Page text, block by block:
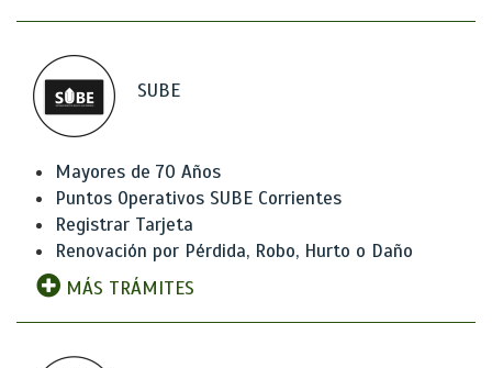
SUBE
Mayores de 70 Años
Puntos Operativos SUBE Corrientes
Registrar Tarjeta
Renovación por Pérdida, Robo, Hurto o Daño
MÁS TRÁMITES